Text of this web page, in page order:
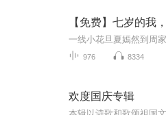
976 8334
欢度国庆专辑